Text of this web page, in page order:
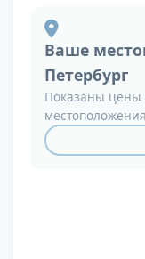
Ваше
Петербург
Показаны цены
местоположения